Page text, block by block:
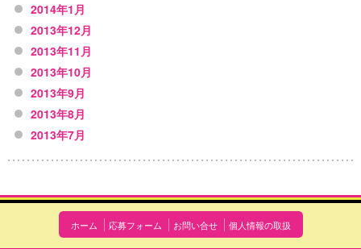
2014年1月
2013年12月
2013年11月
2013年10月
2013年9月
2013年8月
2013年7月
ホーム 応募フォーム お問い合せ 個人情報の取扱